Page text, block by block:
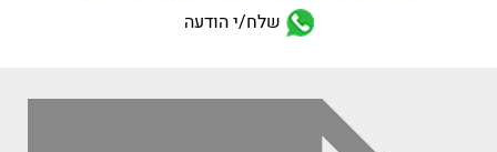
שלח/י הודעה